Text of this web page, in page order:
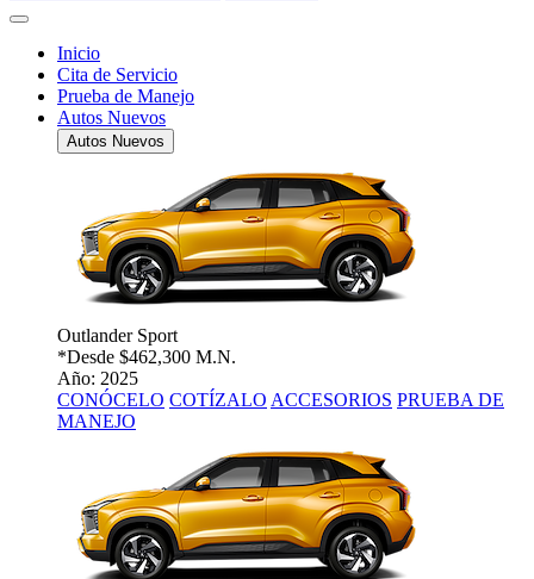
Inicio
Cita de Servicio
Prueba de Manejo
Autos Nuevos
Autos Nuevos
Outlander Sport
*Desde $462,300 M.N.
Año: 2025
CONÓCELO COTÍZALO ACCESORIOS PRUEBA DE
MANEJO